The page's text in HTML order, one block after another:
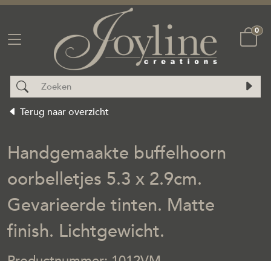
0
Terug naar overzicht
Handgemaakte buffelhoorn
oorbelletjes 5.3 x 2.9cm.
Gevarieerde tinten. Matte
finish. Lichtgewicht.